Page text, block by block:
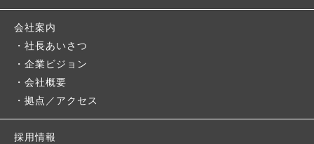
会社案内
社長あいさつ
企業ビジョン
会社概要
拠点／アクセス
採用情報